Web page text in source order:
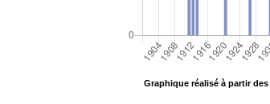
Graphique réalisé à partir